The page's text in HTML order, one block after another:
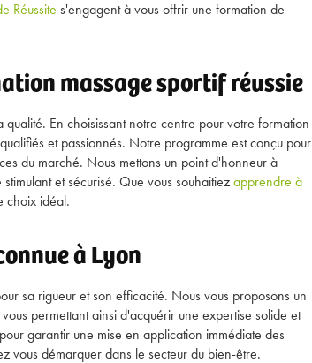
Réussite s'engagent à vous offrir une formation de
massage sportif réussie
En choisissant notre centre pour votre formation
et passionnés. Notre programme est conçu pour
du marché. Nous mettons un point d'honneur à
et sécurisé. Que vous souhaitiez apprendre à
choix idéal.
à Lyon
sa rigueur et son efficacité. Nous vous proposons un
permettant ainsi d'acquérir une expertise solide et
garantir une mise en application immédiate des
vous démarquer dans le secteur du bien-être.